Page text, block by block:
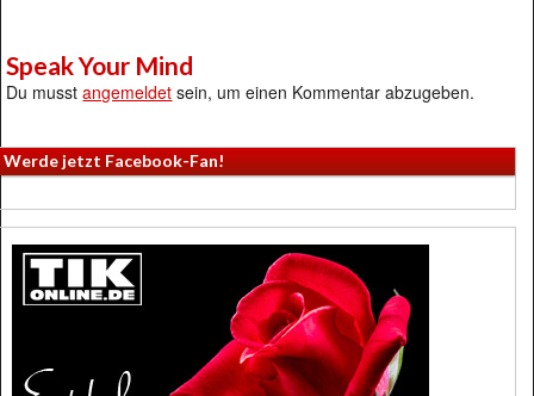
Speak Your Mind
Du musstangemeldet sein, um einen Kommentar abzugeben.
Werde jetzt Facebook-Fan!